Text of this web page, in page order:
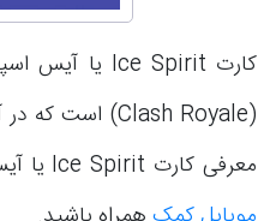
معرفی کارت Ice Spirit یا آیس اسپریت کلش رویال (Clash Royale) بپردازیم. بنابراین با